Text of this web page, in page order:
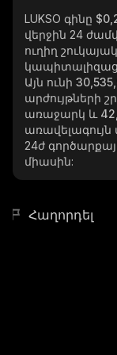
LUKSO գինը
վերջին 24
ուղիղ
Այն ունի
արժույթների
առաջարկ և
24ժ
միասին:
Հաղորդել